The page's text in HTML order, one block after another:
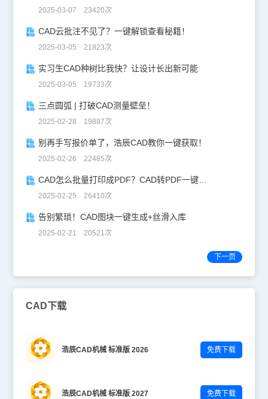
2025-03-07 23420次
CAD云批注不见了？一键解锁查看秘籍！
2025-03-05 21823次
实习生CAD种树比我快？让设计长出新可能
2025-03-05 19733次
三点圆弧 | 打破CAD测量壁垒！
2025-02-28 19887次
别再手写报价单了，浩辰CAD教你一键获取！
2025-02-26 22485次
CAD怎么批量打印成PDF？CAD转PDF一键批量完成！
2025-02-25 26410次
告别繁琐！CAD图块一键生成+丝滑入库
2025-02-21 20521次
下一页
CAD下载
浩辰CAD机械 标准版 2026 免费下载
浩辰CAD机械 标准版 2027 免费下载